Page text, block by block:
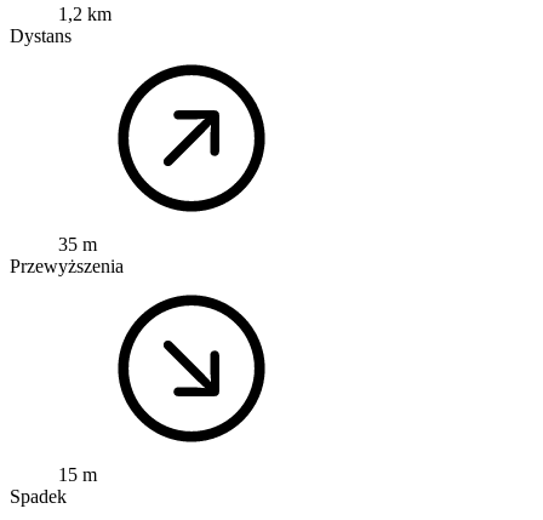
1,2 km
Dystans
35 m
Przewyższenia
15 m
Spadek